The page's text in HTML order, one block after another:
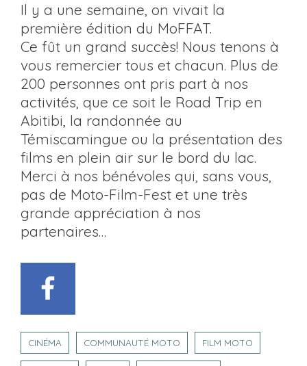
Il y a une semaine, on vivait la
première édition du MoFFAT.
Ce fût un grand succès! Nous tenons à
vous remercier tous et chacun. Plus de
200 personnes ont pris part à nos
activités, que ce soit le Road Trip en
Abitibi, la randonnée au
Témiscamingue ou la présentation des
films en plein air sur le bord du lac.
Merci à nos bénévoles qui, sans vous,
pas de Moto-Film-Fest et une très
grande appréciation à nos
partenaires…
CINÉMA COMMUNAUTÉ MOTO FILM MOTO